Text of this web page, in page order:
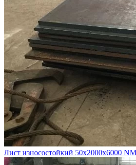
Лист износостойкий 50х2000х6000